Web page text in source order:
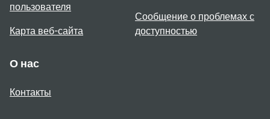
пользователя
Карта веб-сайта
Сообщение о проблемах с
доступностью
О нас
Контакты